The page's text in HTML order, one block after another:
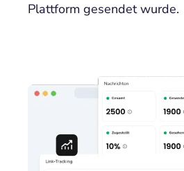
Plattform gesendet wurde.